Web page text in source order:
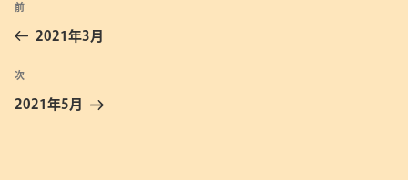
ビ
ゲ
前
の
稿
前
2021年3月
次
の
次
2021年5月